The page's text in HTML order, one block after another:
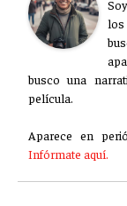
busco una
película.
Aparece en
Infórmate aquí.